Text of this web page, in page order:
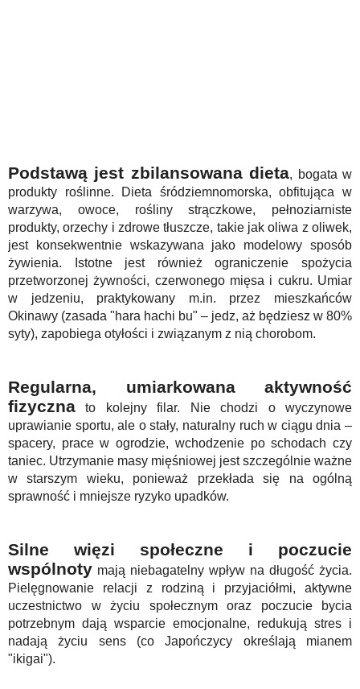
Podstawą jest zbilansowana dieta, bogata w
produkty roślinne. Dieta śródziemnomorska, obfitująca w
warzywa, owoce, rośliny strączkowe, pełnoziarniste
produkty, orzechy i zdrowe tłuszcze, takie jak oliwa z oliwek,
jest konsekwentnie wskazywana jako modelowy sposób
żywienia. Istotne jest również ograniczenie spożycia
przetworzonej żywności, czerwonego mięsa i cukru. Umiar
w jedzeniu, praktykowany m.in. przez mieszkańców
Okinawy (zasada "hara hachi bu" – jedz, aż będziesz w 80%
syty), zapobiega otyłości i związanym z nią chorobom.
Regularna, umiarkowana aktywność
fizyczna to kolejny filar. Nie chodzi o wyczynowe
uprawianie sportu, ale o stały, naturalny ruch w ciągu dnia –
spacery, prace w ogrodzie, wchodzenie po schodach czy
taniec. Utrzymanie masy mięśniowej jest szczególnie ważne
w starszym wieku, ponieważ przekłada się na ogólną
sprawność i mniejsze ryzyko upadków.
Silne więzi społeczne i poczucie
wspólnoty mają niebagatelny wpływ na długość życia.
Pielęgnowanie relacji z rodziną i przyjaciółmi, aktywne
uczestnictwo w życiu społecznym oraz poczucie bycia
potrzebnym dają wsparcie emocjonalne, redukują stres i
nadają życiu sens (co Japończycy określają mianem
"ikigai").